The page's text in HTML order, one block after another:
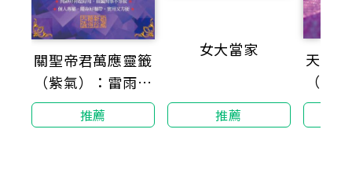
關聖帝君萬應靈籤
（紫氣）：雷雨師
一百籤古籍新勘籤
詩卡
推薦
女大當家
推薦
天上
（吉
子